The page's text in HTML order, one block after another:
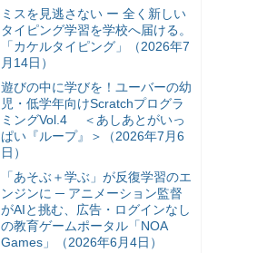
ミスを見逃さない ー 全く新しい
タイピング学習を学校へ届ける。
「カケルタイピング」（2026年7
月14日）
遊びの中に学びを！ユーバーの幼
児・低学年向けScratchプログラ
ミングVol.4 ＜あしあとがいっ
ぱい『ループ』＞（2026年7月6
日）
「あそぶ＋学ぶ」が反復学習のエ
ンジンに ─ アニメーション監督
がAIと挑む、広告・ログインなし
の教育ゲームポータル「NOA
Games」（2026年6月4日）